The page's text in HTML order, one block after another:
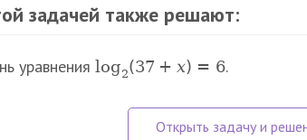
задачей также решают:
уравнения log2(37 + x) = 6.